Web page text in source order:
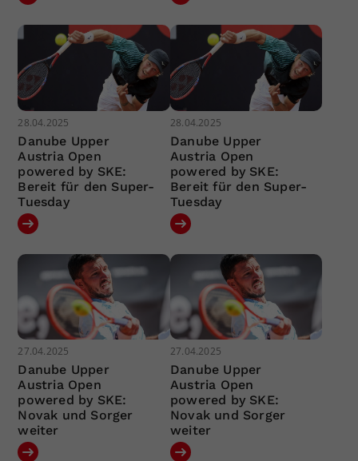
28.04.2025
Danube Upper
Austria Open
powered by SKE:
Bereit für den Super-
Tuesday
28.04.2025
Danube Upper
Austria Open
powered by SKE:
Bereit für den Super-
Tuesday
27.04.2025
Danube Upper
Austria Open
powered by SKE:
Novak und Sorger
weiter
27.04.2025
Danube Upper
Austria Open
powered by SKE:
Novak und Sorger
weiter